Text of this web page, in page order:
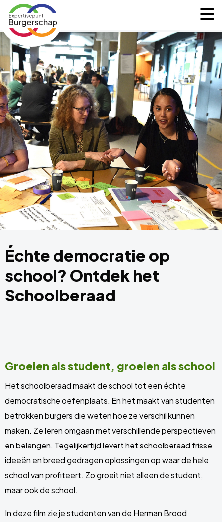
Expertisepunt
Burgerschap
Échte democratie op
school? Ontdek het
Schoolberaad
Groeien als student, groeien als school
Het schoolberaad maakt de school tot een échte
democratische oefenplaats. En het maakt van studenten
betrokken burgers die weten hoe ze verschil kunnen
maken. Ze leren omgaan met verschillende perspectieven
en belangen. Tegelijkertijd levert het schoolberaad frisse
ideeën en breed gedragen oplossingen op waar de hele
school van profiteert. Zo groeit niet alleen de student,
maar ook de school.
In deze film zie je studenten van de Herman Brood